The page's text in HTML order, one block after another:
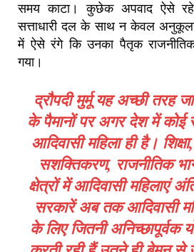
समय काटा। कुछेक अपवाद ऐसे रहे
सत्ताधारी दल के साथ न केवल
में ऐसे रंगे कि उनका पैतृक
गया।
द्रौपदी मुर्मू यह अच्छी तरह
के पैमानों पर अगर देश में कोई
आदिवासी महिला ही है।
सशक्तिकरण, राजनीतिक
क्षेत्रों में आदिवासी महिलाएं
सरकारें अब तक आदिवासी
के लिए जितनी अनिच्छापूर्वक